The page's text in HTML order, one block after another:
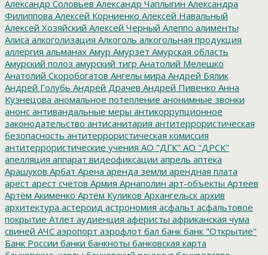
Александр Соловьев Александр Чаплыгин Александра
Филиппова Алексей Корниенко Алексей Навальный
Алексей Хозяйский Алексей Черный Алеппо алименты
Алиса алкоголизация Алкоголь алкогольная продукция
аллергия альманах Амур Амурзет Амурская область
Амурский полоз амурский тигр Анатолий Мелешко
Анатолий Скоробогатов Ангелы мира Андрей Бялик
Андрей Голубь Андрей Драчев Андрей Пивенко Анна
Кузнецова аномальное потепление анонимные звонки
анонс антивандальные меры антикоррупционное
законодательство антисанитария антитеррористическая
безопасность антитеррористическая комиссия
антитеррористические учения АО "ДГК" АО "ДРСК"
апелляция аппарат видеофиксации апрель аптека
Арашуков Арбат Арена аренда земли арендная плата
арест арест счетов Армия Арнаполин арт-объекты Артеев
Артём Акименко Артём Куликов Архангельск архив
архитектура астероид астрономия асфальт асфальтовое
покрытие Атлет аудиенция аферисты африканская чума
свиней АЧС аэропорт аэрофлот бал банк банк "Открытие"
Банк России банки банкноты банковская карта